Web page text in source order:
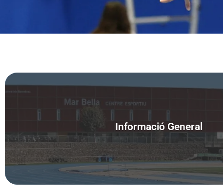
Informació General
Accedeix